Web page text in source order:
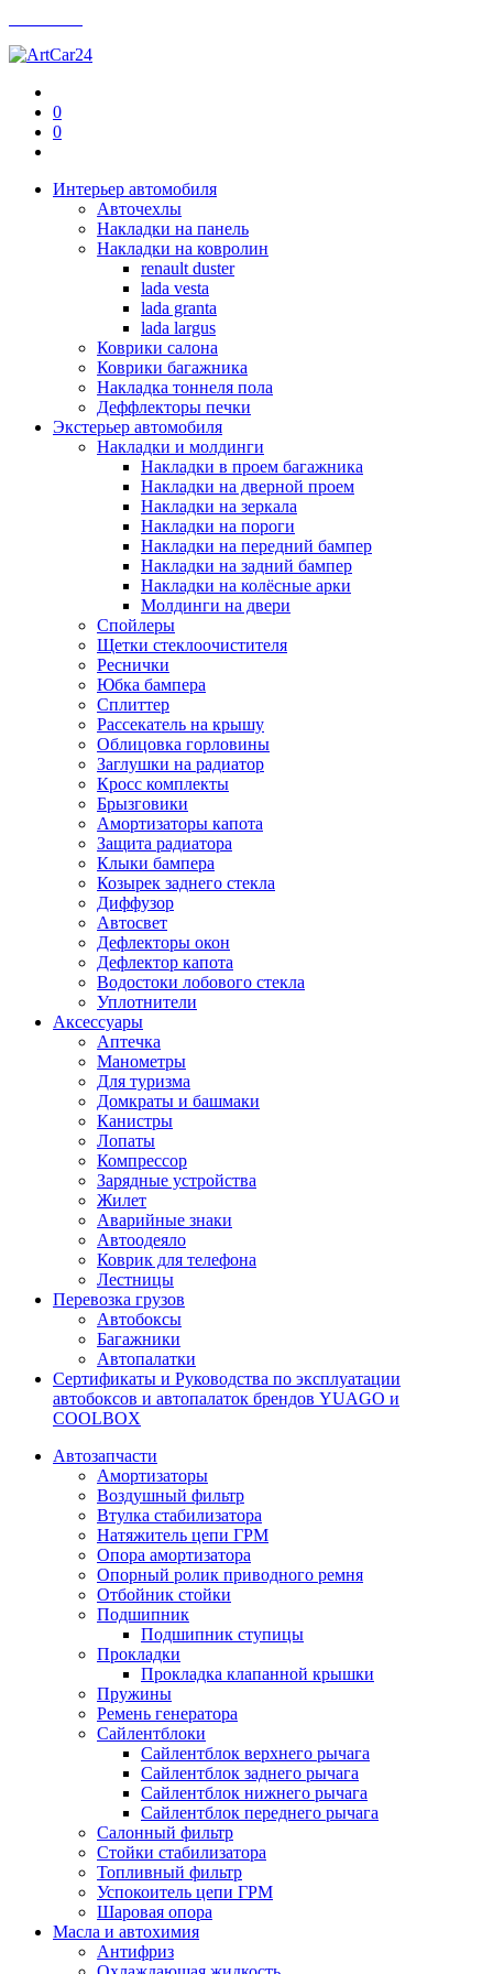
0
0
Интерьер автомобиля
Авточехлы
Накладки на панель
Накладки на ковролин
renault duster
lada vesta
lada granta
lada largus
Коврики салона
Коврики багажника
Накладка тоннеля пола
Деффлекторы печки
Экстерьер автомобиля
Накладки и молдинги
Накладки в проем багажника
Накладки на дверной проем
Накладки на зеркала
Накладки на пороги
Накладки на передний бампер
Накладки на задний бампер
Накладки на колёсные арки
Молдинги на двери
Спойлеры
Щетки стеклоочистителя
Реснички
Юбка бампера
Сплиттер
Рассекатель на крышу
Облицовка горловины
Заглушки на радиатор
Кросс комплекты
Брызговики
Амортизаторы капота
Защита радиатора
Клыки бампера
Козырек заднего стекла
Диффузор
Автосвет
Дефлекторы окон
Дефлектор капота
Водостоки лобового стекла
Уплотнители
Аксессуары
Аптечка
Манометры
Для туризма
Домкраты и башмаки
Канистры
Лопаты
Компрессор
Зарядные устройства
Жилет
Аварийные знаки
Автоодеяло
Коврик для телефона
Лестницы
Перевозка грузов
Автобоксы
Багажники
Автопалатки
Сертификаты и Руководства по эксплуатации
автобоксов и автопалаток брендов YUAGO и
COOLBOX
Автозапчасти
Амортизаторы
Воздушный фильтр
Втулка стабилизатора
Натяжитель цепи ГРМ
Опора амортизатора
Опорный ролик приводного ремня
Отбойник стойки
Подшипник
Подшипник ступицы
Прокладки
Прокладка клапанной крышки
Пружины
Ремень генератора
Сайлентблоки
Сайлентблок верхнего рычага
Сайлентблок заднего рычага
Сайлентблок нижнего рычага
Сайлентблок переднего рычага
Салонный фильтр
Стойки стабилизатора
Топливный фильтр
Успокоитель цепи ГРМ
Шаровая опора
Масла и автохимия
Антифриз